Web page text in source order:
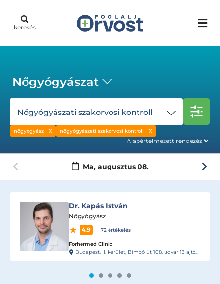
keresés
Nőgyógyászat
Nőgyógyászati szakorvosi kontroll
nőgyógyász nőgyógyászati szakorvosi kontroll
Ma, augusztus 08.
Rendelő
Dr. Zinner Balázs
Nőgyógyász
5.0
2227 értékelés
Zenon Clinic
Budapest, V. kerület, Deák Ferenc u. 23., 2. em.